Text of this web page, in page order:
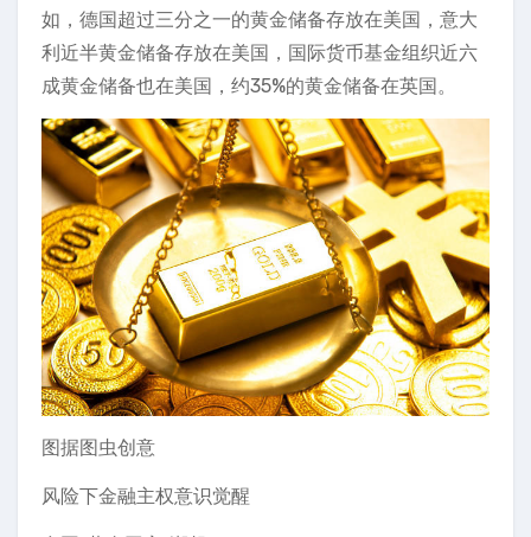
如，德国超过三分之一的黄金储备存放在美国，意大
利近半黄金储备存放在美国，国际货币基金组织近六
成黄金储备也在美国，约35%的黄金储备在英国。
图据图虫创意
风险下金融主权意识觉醒